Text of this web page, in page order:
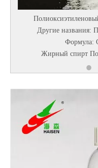
жирного спирта AEO25
этоксилат алкобола
эфир-AEO-25